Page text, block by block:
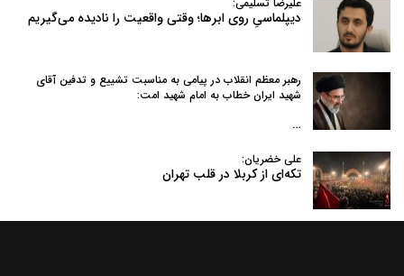
دیپلماسیِ روی ابرها؛ وقتی واقعیت را نادیده می‌گیریم
رهبر معظم انقلاب در پیامی به‌ مناسبت تشییع و تدفین آقای
شهید ایران خطاب به امام شهید امت:
…
علی خضریان:
تکه‌ای از کربلا در قلب تهران